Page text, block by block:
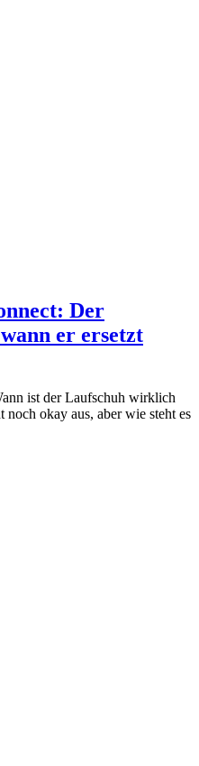
Der
er ersetzt
ist der Laufschuh wirklich
okay aus, aber wie steht es